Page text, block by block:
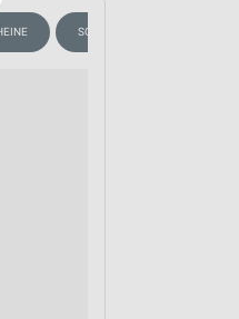
SOMMER & SONNE